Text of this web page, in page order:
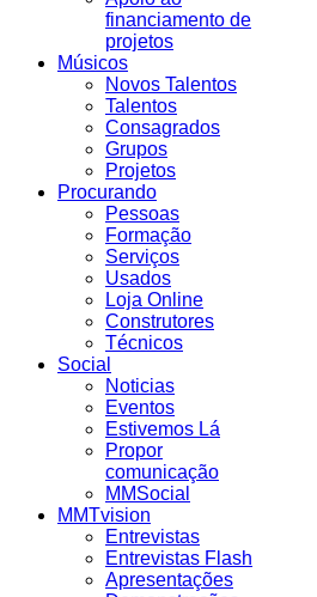
financiamento de
projetos
Músicos
Novos Talentos
Talentos
Consagrados
Grupos
Projetos
Procurando
Pessoas
Formação
Serviços
Usados
Loja Online
Construtores
Técnicos
Social
Noticias
Eventos
Estivemos Lá
Propor
comunicação
MMSocial
MMTvision
Entrevistas
Entrevistas Flash
Apresentações